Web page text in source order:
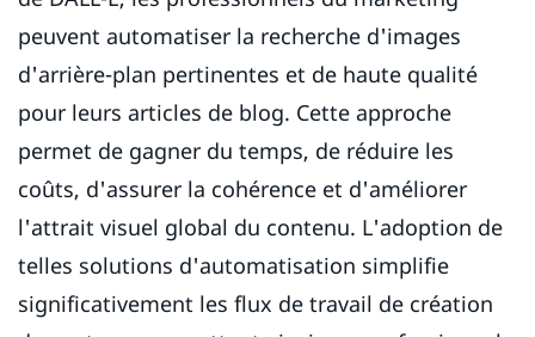
peuvent automatiser la recherche d'images
d'arrière-plan pertinentes et de haute qualité
pour leurs articles de blog. Cette approche
permet de gagner du temps, de réduire les
coûts, d'assurer la cohérence et d'améliorer
l'attrait visuel global du contenu. L'adoption de
telles solutions d'automatisation simplifie
significativement les flux de travail de création